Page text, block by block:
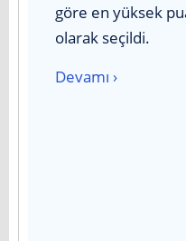
göre en yüksek
olarak seçildi.
Devamı ›